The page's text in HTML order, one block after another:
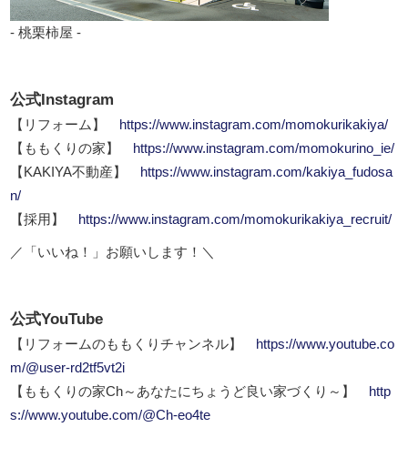
- 桃栗柿屋 -
公式Instagram
【リフォーム】
https://www.instagram.com/momokurikakiya/
【ももくりの家】
https://www.instagram.com/momokurino_ie/
【KAKIYA不動産】
https://www.instagram.com/kakiya_fudosa
n/
【採用】
https://www.instagram.com/momokurikakiya_recruit/
／「いいね！」お願いします！＼
公式YouTube
【リフォームのももくりチャンネル】
https://www.youtube.co
m/@user-rd2tf5vt2i
【ももくりの家Ch～あなたにちょうど良い家づくり～】
http
s://www.youtube.com/@Ch-eo4te